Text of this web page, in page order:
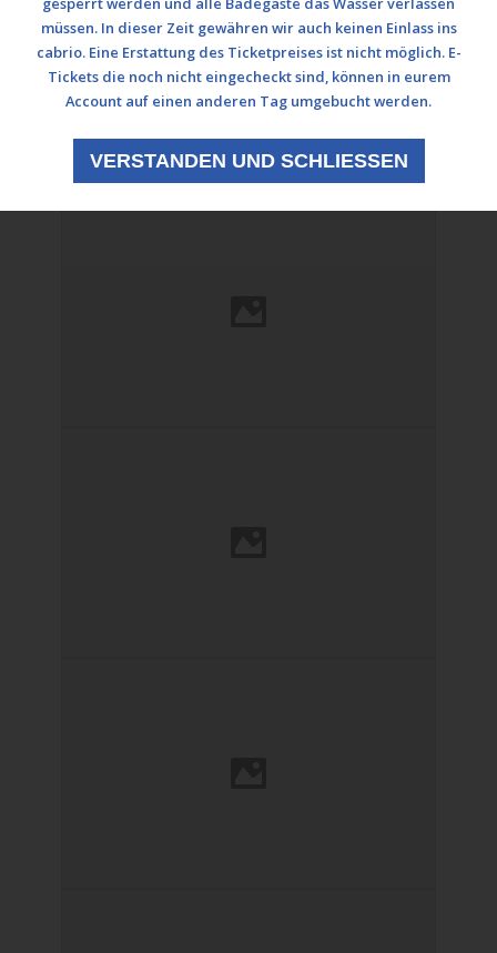
müssen. In dieser Zeit gewähren wir auch keinen Einlass ins
cabrio. Eine Erstattung des Ticketpreises ist nicht möglich. E-
Tickets die noch nicht eingecheckt sind, können in eurem
Account auf einen anderen Tag umgebucht werden.
VERSTANDEN UND SCHLIESSEN